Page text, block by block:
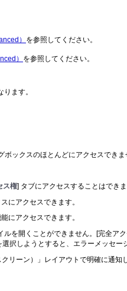
） を参照してください。
） を参照してください。
ます。
ックスのほとんどにアクセスできま
ス権] タブにアクセスすることはできま
にアクセスできます。
にアクセスできます。
を開くことができません。[完全ア
択しようとすると、エラーメッセー
リーン）」レイアウトで明確に通